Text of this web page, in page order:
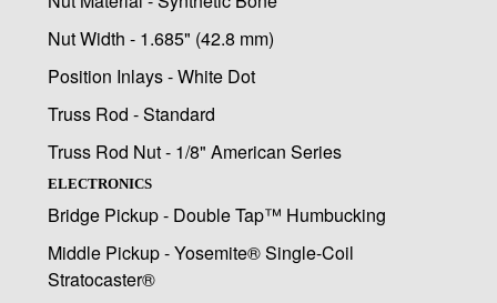
Nut Width - 1.685" (42.8 mm)
Position Inlays - White Dot
Truss Rod - Standard
Truss Rod Nut - 1/8" American Series
ELECTRONICS
Bridge Pickup - Double Tap™ Humbucking
Middle Pickup - Yosemite® Single-Coil
Stratocaster®